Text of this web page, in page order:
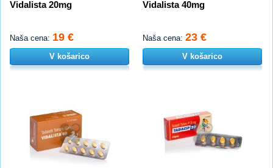
Vidalista 20mg
Naša cena: 19 €
V košarico
Vidalista 40mg
Naša cena: 23 €
V košarico